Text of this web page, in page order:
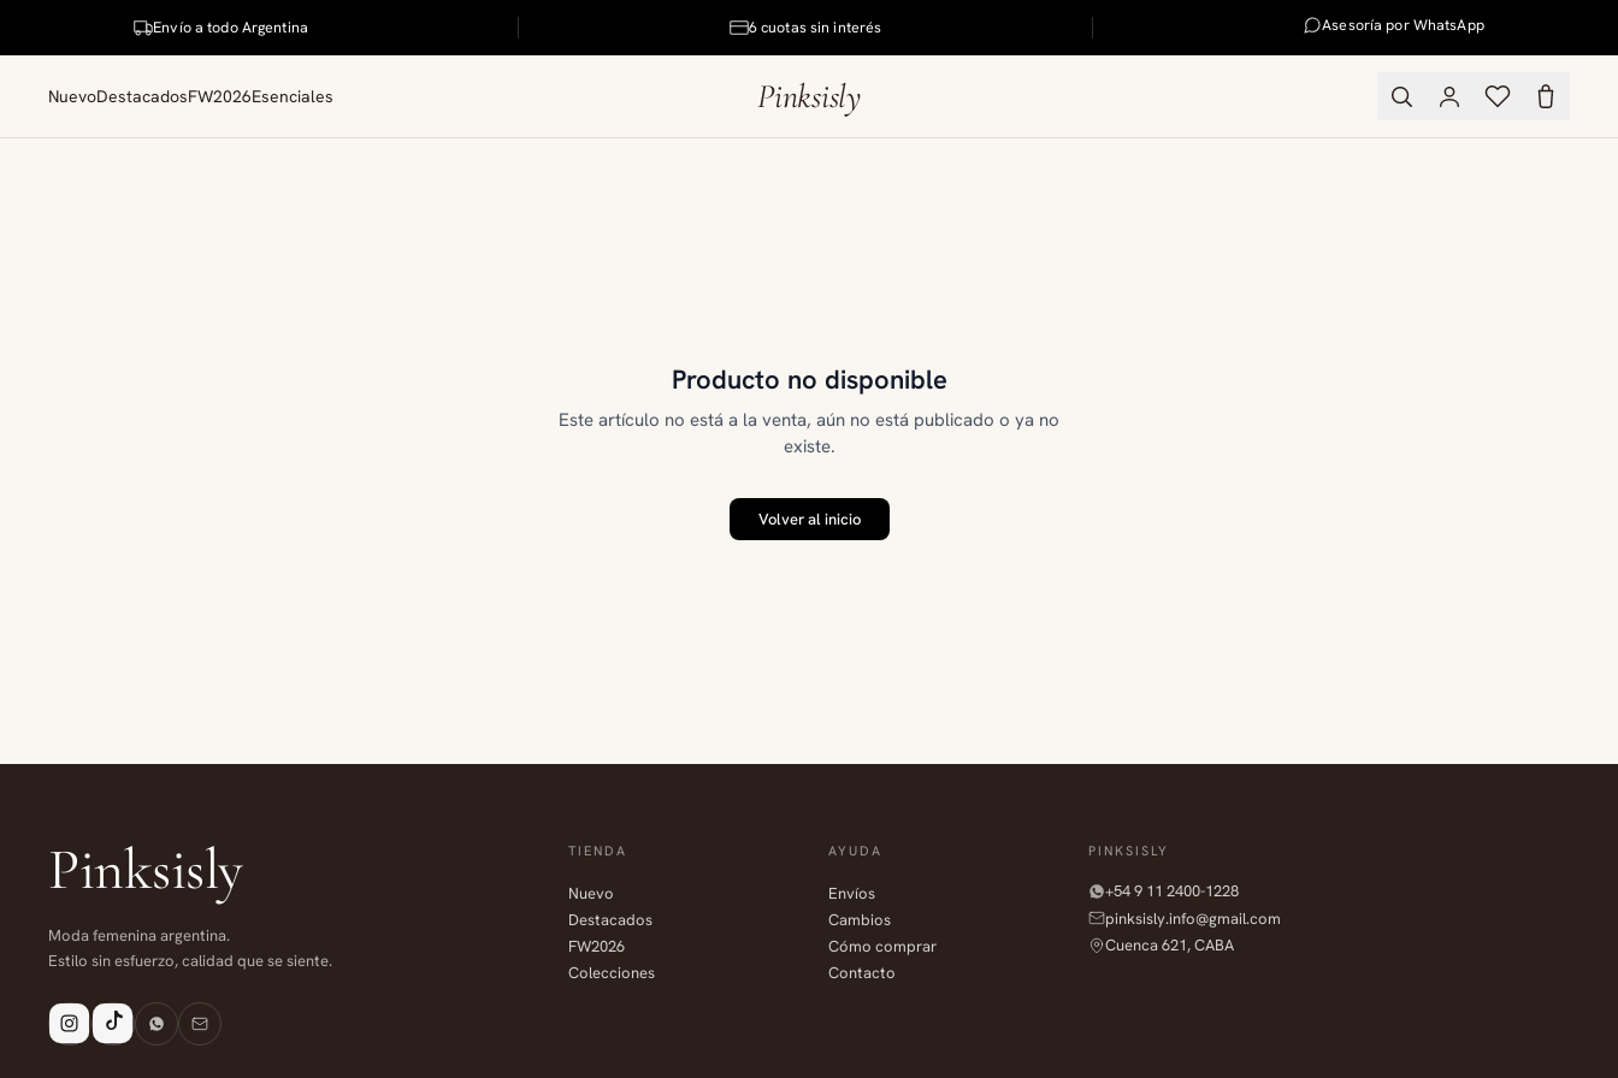
Envío a todo Argentina 6 cuotas sin interés Asesoría por WhatsApp
NuevoDestacadosFW2026Esenciales Pinksisly
Producto no disponible
Este artículo no está a la venta, aún no está publicado o ya no
existe.
Volver al inicio
Pinksisly
Moda femenina argentina.
Estilo sin esfuerzo, calidad que se siente.
TIENDA
Nuevo
Destacados
FW2026
Colecciones
AYUDA
Envíos
Cambios
Cómo comprar
Contacto
PINKSISLY
+54 9 11 2400-1228
pinksisly.info@gmail.com
Cuenca 621, CABA